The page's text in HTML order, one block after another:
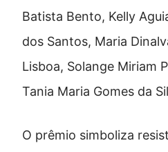
Batista Bento, Kelly
dos Santos, Maria
Lisboa, Solange Miriam
Tania Maria Gomes da
O prêmio simboliza